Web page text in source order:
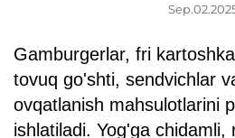
Yangiliklar
Bog'lanish
Gamburgerlar, fri
tovuq go'shti, sendvichlar
ovqatlanish mahsulotlarini
ishlatiladi. Yog'ga chidamli,